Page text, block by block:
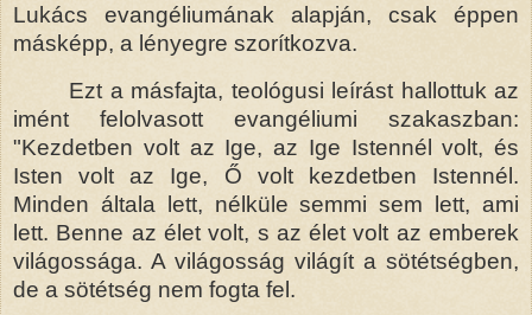
Lukács evangéliumának alapján, csak éppen
másképp, a lényegre szorítkozva.
Ezt a másfajta, teológusi leírást hallottuk az
imént felolvasott evangéliumi szakaszban:
"Kezdetben volt az Ige, az Ige Istennél volt, és
Isten volt az Ige, Ő volt kezdetben Istennél.
Minden általa lett, nélküle semmi sem lett, ami
lett. Benne az élet volt, s az élet volt az emberek
világossága. A világosság világít a sötétségben,
de a sötétség nem fogta fel.